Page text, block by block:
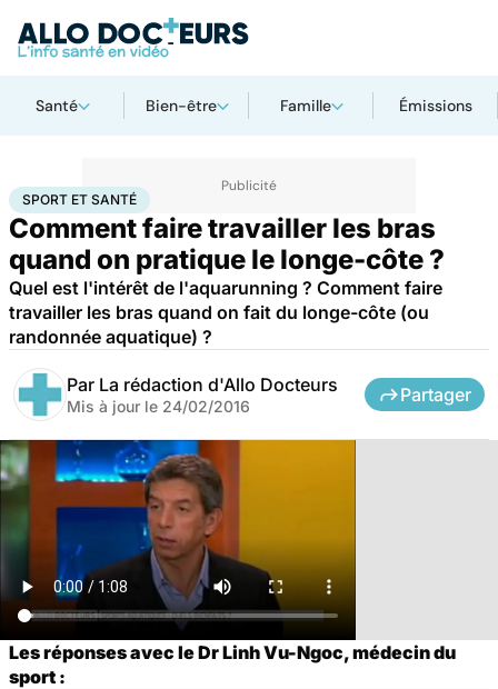
Santé Bien-être Famille Émissions
AccueilBien-êtreSport santé Sport et santé
SPORT ET SANTÉ
Comment faire travailler les bras
quand on pratique le longe-côte ?
Quel est l'intérêt de l'aquarunning ? Comment faire
travailler les bras quand on fait du longe-côte (ou
randonnée aquatique) ?
Par La rédaction d'Allo Docteurs
Mis à jour le 24/02/2016
Partager
Les réponses avec le Dr Linh Vu-Ngoc, médecin du
sport :